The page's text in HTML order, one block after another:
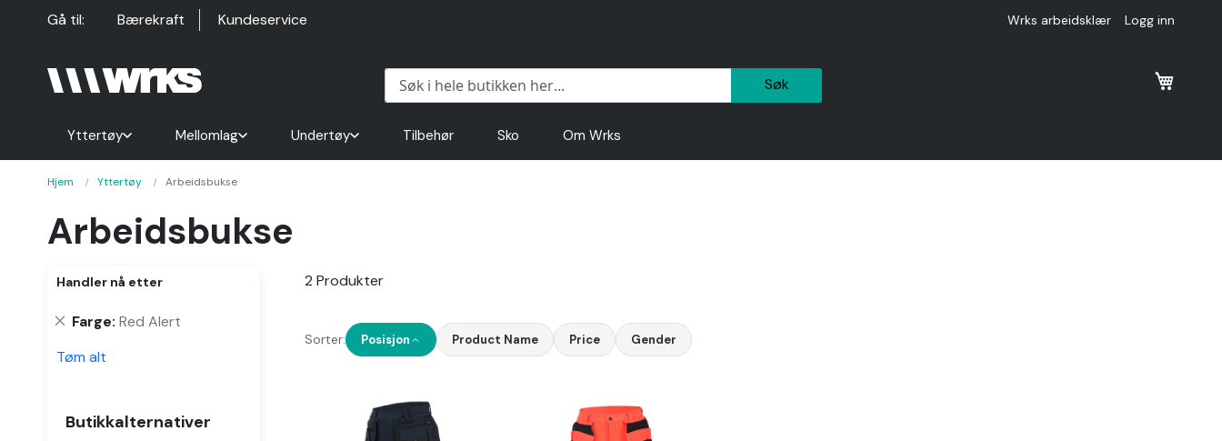
Hopp
Wrks arbeidsklær Logg inn
Gå til: Bærekraft Kundeservice
Søk
Yttertøy Mellomlag Undertøy Tilbehør Sko Om Wrks
Hjem Yttertøy Arbeidsbukse
Arbeidsbukse
2 Produkter
Sorter: Posisjon Product Name Price Gender
Handler nå etter
Farge Red Alert
Fjern
varen
Tøm alt
Butikkalternativer